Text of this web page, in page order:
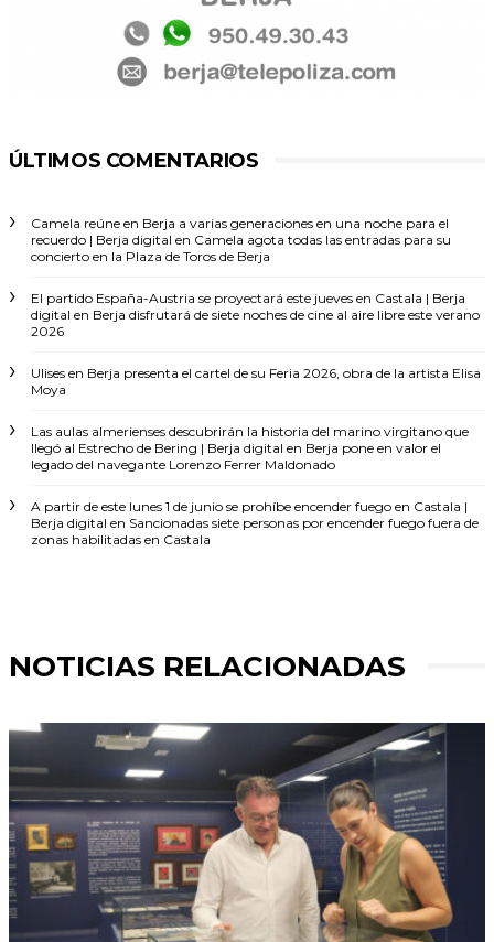
ÚLTIMOS COMENTARIOS
Camela reúne en Berja a varias generaciones en una noche para el
recuerdo | Berja digital en Camela agota todas las entradas para su
concierto en la Plaza de Toros de Berja
El partido España-Austria se proyectará este jueves en Castala | Berja
digital en Berja disfrutará de siete noches de cine al aire libre este verano
2026
Ulises en Berja presenta el cartel de su Feria 2026, obra de la artista Elisa
Moya
Las aulas almerienses descubrirán la historia del marino virgitano que
llegó al Estrecho de Bering | Berja digital en Berja pone en valor el
legado del navegante Lorenzo Ferrer Maldonado
A partir de este lunes 1 de junio se prohíbe encender fuego en Castala |
Berja digital en Sancionadas siete personas por encender fuego fuera de
zonas habilitadas en Castala
NOTICIAS RELACIONADAS